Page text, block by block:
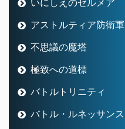
アストルティア防衛軍
不思議の魔塔
極致への道標
バトルトリニティ
バトル・ルネッサンス